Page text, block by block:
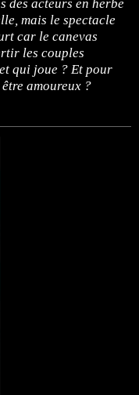
des acteurs en herbe
mais le spectacle
car le canevas
les couples
qui joue ? Et pour
amoureux ?